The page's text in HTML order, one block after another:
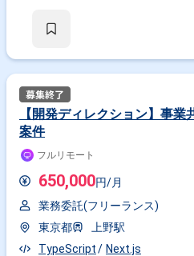
【開発ディレクション】事
案件
フルリモート
650,000円/月
業務委託(フリーランス)
東京都
上野駅
TypeScript
Next.js